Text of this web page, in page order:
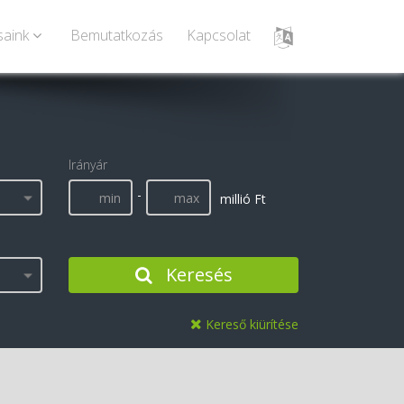
Bemutatkozás Kapcsolat
Irányár
-
millió Ft
Keresés
Kereső kiürítése